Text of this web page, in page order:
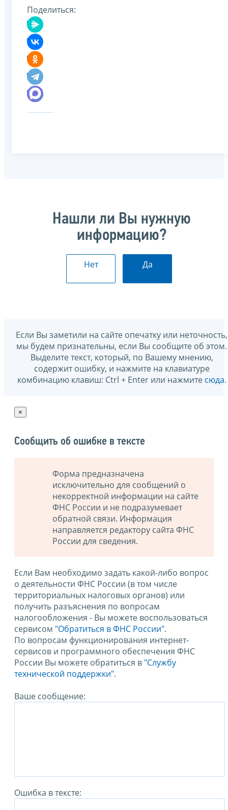
Поделиться:
Нашли ли Вы нужную
информацию?
Нет Да
Если Вы заметили на сайте опечатку или неточность,
мы будем признательны, если Вы сообщите об этом.
Выделите текст, который, по Вашему мнению,
содержит ошибку, и нажмите на клавиатуре
комбинацию клавиш: Ctrl + Enter или нажмите сюда.
×
Сообщить об ошибке в тексте
Форма предназначена
исключительно для сообщений о
некорректной информации на сайте
ФНС России и не подразумевает
обратной связи. Информация
направляется редактору сайта ФНС
России для сведения.
Если Вам необходимо задать какой-либо вопрос
о деятельности ФНС России (в том числе
территориальных налоговых органов) или
получить разъяснения по вопросам
налогообложения - Вы можете воспользоваться
сервисом "Обратиться в ФНС России".
По вопросам функционирования интернет-
сервисов и программного обеспечения ФНС
России Вы можете обратиться в "Службу
технической поддержки".
Ваше сообщение:
Ошибка в тексте: